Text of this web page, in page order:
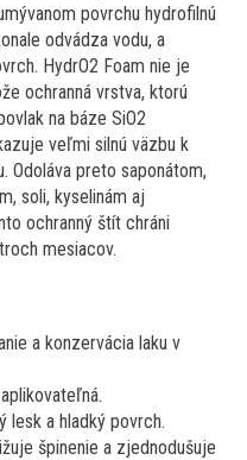
povrchu hydrofilnú
odvádza vodu, a
HydrO2 Foam nie je
ochranná vrstva, ktorú
na báze SiO2
veľmi silnú väzbu k
Odoláva preto saponátom,
soli, kyselinám aj
ochranný štít chráni
mesiacov.
a konzervácia laku v
lesk a hladký povrch.
špinenie a zjednodušuje